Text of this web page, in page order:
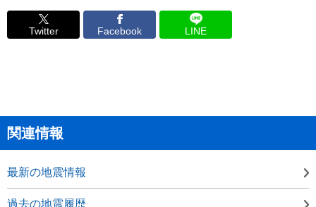
Twitter Facebook LINE
関連情報
最新の地震情報
過去の地震履歴